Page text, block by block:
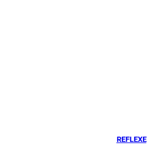
REFLEXE